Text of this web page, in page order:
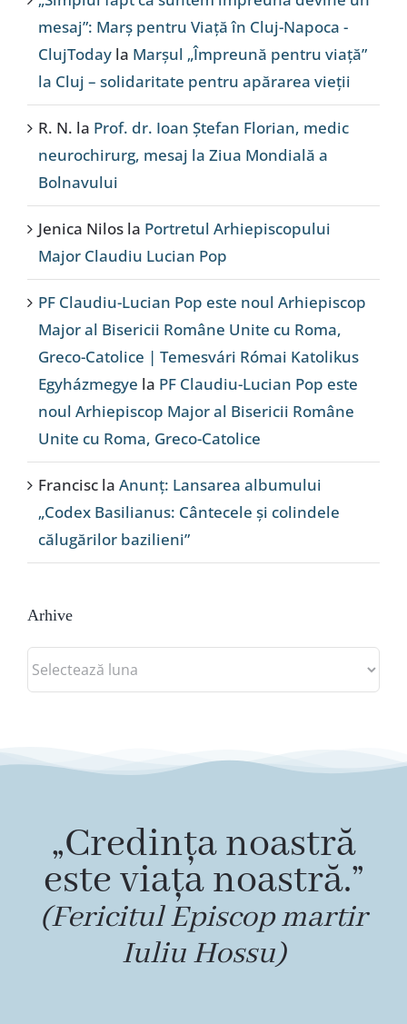
mesaj”: Marș pentru Viață în Cluj-Napoca -
ClujToday la Marșul „Împreună pentru viață”
la Cluj – solidaritate pentru apărarea vieții
R. N. la Prof. dr. Ioan Ștefan Florian, medic
neurochirurg, mesaj la Ziua Mondială a
Bolnavului
Jenica Nilos la Portretul Arhiepiscopului
Major Claudiu Lucian Pop
PF Claudiu-Lucian Pop este noul Arhiepiscop
Major al Bisericii Române Unite cu Roma,
Greco-Catolice | Temesvári Római Katolikus
Egyházmegye la PF Claudiu-Lucian Pop este
noul Arhiepiscop Major al Bisericii Române
Unite cu Roma, Greco-Catolice
Francisc la Anunț: Lansarea albumului
„Codex Basilianus: Cântecele și colindele
călugărilor bazilieni”
Arhive
Arhive
„Credința noastră
este viața noastră.”
(Fericitul Episcop martir
Iuliu Hossu)